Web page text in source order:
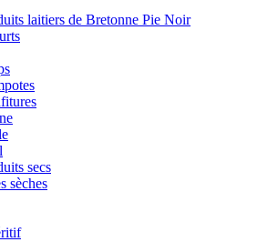
laitiers de Bretonne Pie Noir
secs
sèches